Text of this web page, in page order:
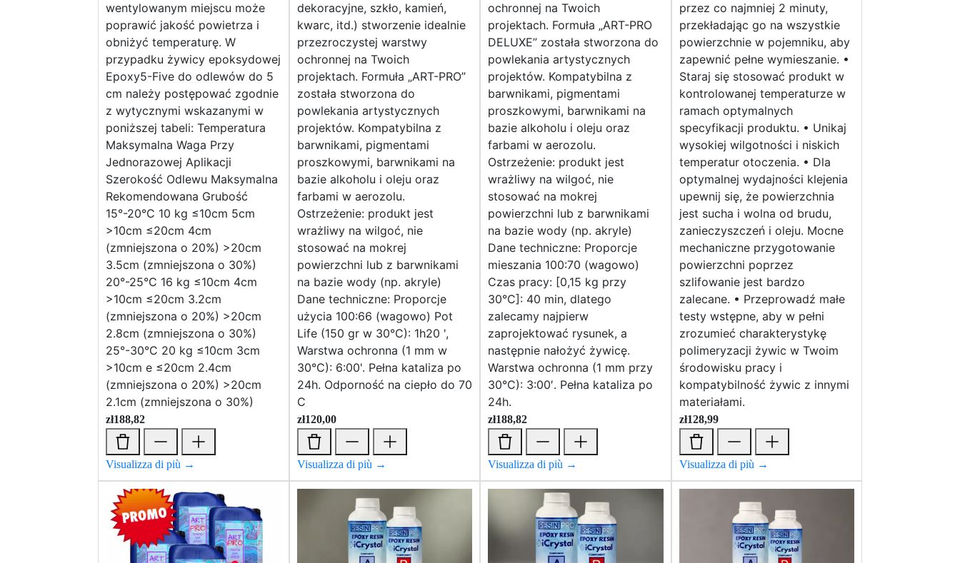
wentylowanym miejscu może
poprawić jakość powietrza i
obniżyć temperaturę. W
przypadku żywicy epoksydowej
Epoxy5-Five do odlewów do 5
cm należy postępować zgodnie
z wytycznymi wskazanymi w
poniższej tabeli: Temperatura
Maksymalna Waga Przy
Jednorazowej Aplikacji
Szerokość Odlewu Maksymalna
Rekomendowana Grubość
15°-20°C 10 kg ≤10cm 5cm
>10cm ≤20cm 4cm
(zmniejszona o 20%) >20cm
3.5cm (zmniejszona o 30%)
20°-25°C 16 kg ≤10cm 4cm
>10cm ≤20cm 3.2cm
(zmniejszona o 20%) >20cm
2.8cm (zmniejszona o 30%)
25°-30°C 20 kg ≤10cm 3cm
>10cm e ≤20cm 2.4cm
(zmniejszona o 20%) >20cm
2.1cm (zmniejszona o 30%)
zł188,82
Visualizza di più →
dekoracyjne, szkło, kamień,
kwarc, itd.) stworzenie idealnie
przezroczystej warstwy
ochronnej na Twoich
projektach. Formuła „ART-PRO”
została stworzona do
powlekania artystycznych
projektów. Kompatybilna z
barwnikami, pigmentami
proszkowymi, barwnikami na
bazie alkoholu i oleju oraz
farbami w aerozolu.
Ostrzeżenie: produkt jest
wrażliwy na wilgoć, nie
stosować na mokrej
powierzchni lub z barwnikami
na bazie wody (np. akryle)
Dane techniczne: Proporcje
użycia 100:66 (wagowo) Pot
Life (150 gr w 30°C): 1h20 ',
Warstwa ochronna (1 mm w
30°C): 6:00'. Pełna kataliza po
24h. Odporność na ciepło do 70
C
zł120,00
Visualizza di più →
ochronnej na Twoich
projektach. Formuła „ART-PRO
DELUXE” została stworzona do
powlekania artystycznych
projektów. Kompatybilna z
barwnikami, pigmentami
proszkowymi, barwnikami na
bazie alkoholu i oleju oraz
farbami w aerozolu.
Ostrzeżenie: produkt jest
wrażliwy na wilgoć, nie
stosować na mokrej
powierzchni lub z barwnikami
na bazie wody (np. akryle)
Dane techniczne: Proporcje
mieszania 100:70 (wagowo)
Czas pracy: [0,15 kg przy
30°C]: 40 min, dlatego
zalecamy najpierw
zaprojektować rysunek, a
następnie nałożyć żywicę.
Warstwa ochronna (1 mm przy
30°C): 3:00′. Pełna kataliza po
24h.
zł188,82
Visualizza di più →
przez co najmniej 2 minuty,
przekładając go na wszystkie
powierzchnie w pojemniku, aby
zapewnić pełne wymieszanie. •
Staraj się stosować produkt w
kontrolowanej temperaturze w
ramach optymalnych
specyfikacji produktu. • Unikaj
wysokiej wilgotności i niskich
temperatur otoczenia. • Dla
optymalnej wydajności klejenia
upewnij się, że powierzchnia
jest sucha i wolna od brudu,
zanieczyszczeń i oleju. Mocne
mechaniczne przygotowanie
powierzchni poprzez
szlifowanie jest bardzo
zalecane. • Przeprowadź małe
testy wstępne, aby w pełni
zrozumieć charakterystykę
polimeryzacji żywic w Twoim
środowisku pracy i
kompatybilność żywic z innymi
materiałami.
zł128,99
Visualizza di più →